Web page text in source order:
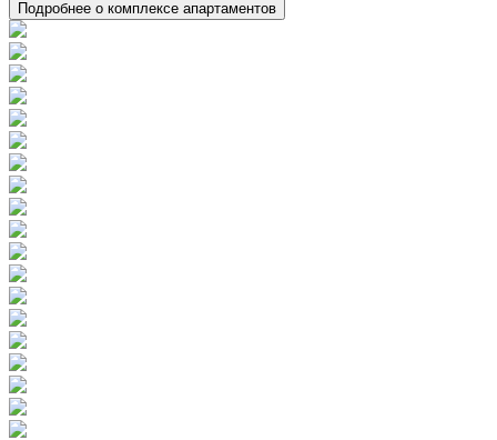
Подробнее о комплексе апартаментов